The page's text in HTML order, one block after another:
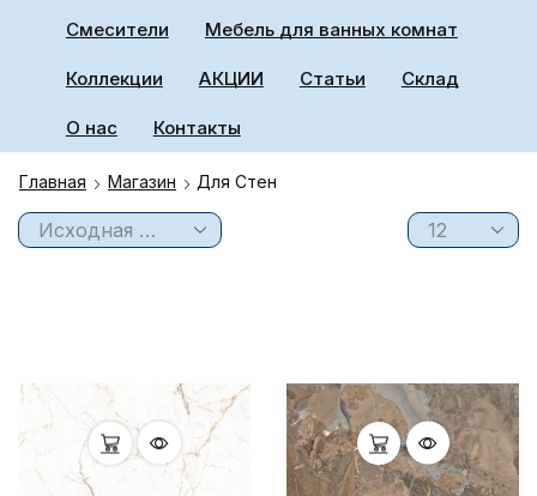
Смесители Мебель для ванных комнат
Коллекции АКЦИИ Статьи Склад
О нас Контакты
Главная Магазин Для Стен